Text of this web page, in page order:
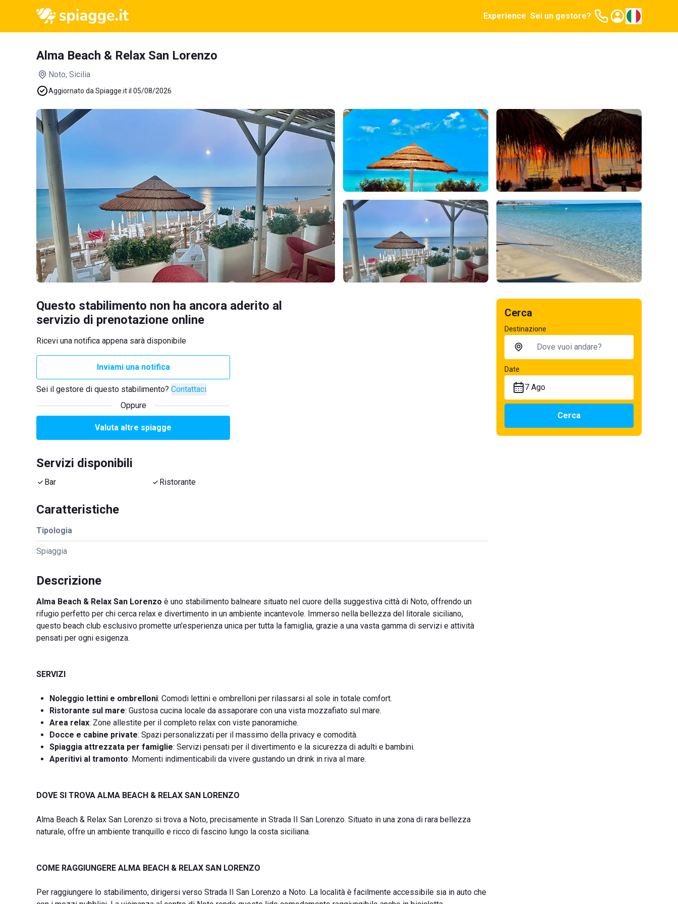
Experience Sei un gestore?
Alma Beach & Relax San Lorenzo
Noto, Sicilia
Aggiornato da Spiagge.it il 05/08/2026
Questo stabilimento non ha ancora aderito al
servizio di prenotazione online
Ricevi una notifica appena sarà disponibile
Inviami una notifica
Sei il gestore di questo stabilimento? Contattaci
Oppure
Valuta altre spiagge
Servizi disponibili
Bar Ristorante
Caratteristiche
Tipologia
Spiaggia
Descrizione
Alma Beach & Relax San Lorenzo è uno stabilimento balneare situato nel cuore della suggestiva città di Noto, offrendo un
rifugio perfetto per chi cerca relax e divertimento in un ambiente incantevole. Immerso nella bellezza del litorale siciliano,
questo beach club esclusivo promette un'esperienza unica per tutta la famiglia, grazie a una vasta gamma di servizi e attività
pensati per ogni esigenza.
SERVIZI
Noleggio lettini e ombrelloni: Comodi lettini e ombrelloni per rilassarsi al sole in totale comfort.
Ristorante sul mare: Gustosa cucina locale da assaporare con una vista mozzafiato sul mare.
Area relax: Zone allestite per il completo relax con viste panoramiche.
Docce e cabine private: Spazi personalizzati per il massimo della privacy e comodità.
Spiaggia attrezzata per famiglie: Servizi pensati per il divertimento e la sicurezza di adulti e bambini.
Aperitivi al tramonto: Momenti indimenticabili da vivere gustando un drink in riva al mare.
DOVE SI TROVA ALMA BEACH & RELAX SAN LORENZO
Alma Beach & Relax San Lorenzo si trova a Noto, precisamente in Strada II San Lorenzo. Situato in una zona di rara bellezza
naturale, offre un ambiente tranquillo e ricco di fascino lungo la costa siciliana.
COME RAGGIUNGERE ALMA BEACH & RELAX SAN LORENZO
Per raggiungere lo stabilimento, dirigersi verso Strada II San Lorenzo a Noto. La località è facilmente accessibile sia in auto che
Cerca
Destinazione
Date
7 Ago
Cerca